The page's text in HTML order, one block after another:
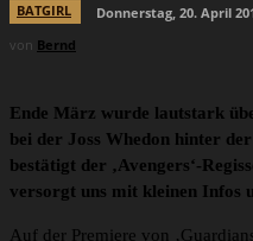
BATGIRL
Donnerstag, 20. April
von Bernd
Ende März wurde lautstark
bei der Joss Whedon hinter
bestätigt der ‚Avengers‘-
versorgt uns mit kleinen Infos
Auf der Premiere von